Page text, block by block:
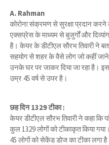
A. Rahman
कोरोना संक्रमण से सुरक्षा प्रदान
एक्सप्रेस के माध्यम से बुजुर्गों और
है। केयर के डीटीएल सौरभ तिवारी ने
सहयोग से शहर के वैसे लोग जो कहीं जाने
उनके घर पर जाकर दिया जा रहा है।
उम्र 45 वर्ष से उपर है।
छह दिन 1329 टीका :
केयर डीटीएल सौरभ तिवारी ने कहा कि
कुल 1329 लोगों को टीकाकृत किया
45 लोगों को सेकेंड डोज का टीका लगा